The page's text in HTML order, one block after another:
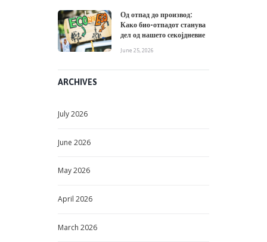
Од отпад до производ:
Како био-отпадот станува
дел од нашето секојдневие
June 25, 2026
ARCHIVES
July2026
June 2026
May2026
April 2026
March 2026